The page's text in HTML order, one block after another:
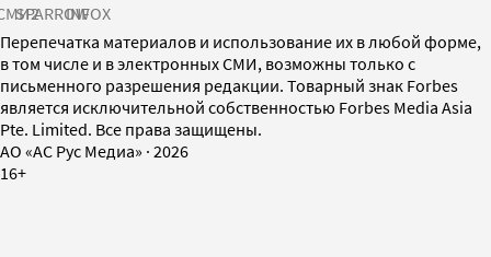
SPARROWINFOX
Перепечатка материалов и использование их в любой форме,
в том числе и в электронных СМИ, возможны только с
письменного разрешения редакции. Товарный знак Forbes
является исключительной собственностью Forbes Media Asia
Pte. Limited. Все права защищены.
AO «АС Рус Медиа» · 2026
16+